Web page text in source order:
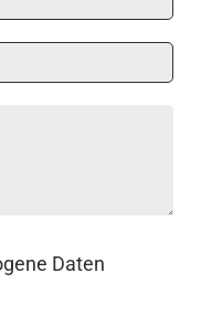
Daten